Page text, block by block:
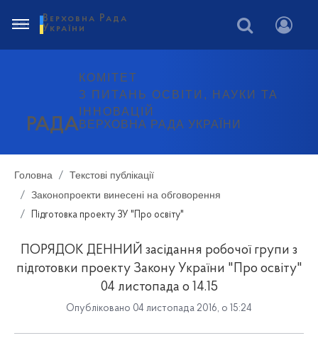
РАДА
КОМІТЕТ
З ПИТАНЬ ОСВІТИ, НАУКИ ТА
ІННОВАЦІЙ
ВЕРХОВНА РАДА УКРАЇНИ
Верховна Рада
України
Головна
Текстові публікації
Законопроекти винесені на обговорення
Підготовка проекту ЗУ "Про освіту"
ПОРЯДОК ДЕННИЙ засідання робочої групи з
підготовки проекту Закону України "Про освіту"
04 листопада о 14.15
Опубліковано 04 листопада 2016, о 15:24